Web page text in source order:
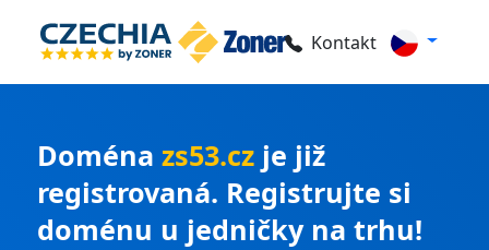
Kontakt
Doménazs53.cz je již
registrovaná. Registrujte si
doménu u jedničky na trhu!